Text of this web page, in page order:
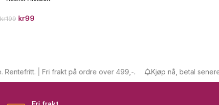
kr199 kr99
| Fri frakt på ordre over 499,-. Kjøp nå, betal senere.